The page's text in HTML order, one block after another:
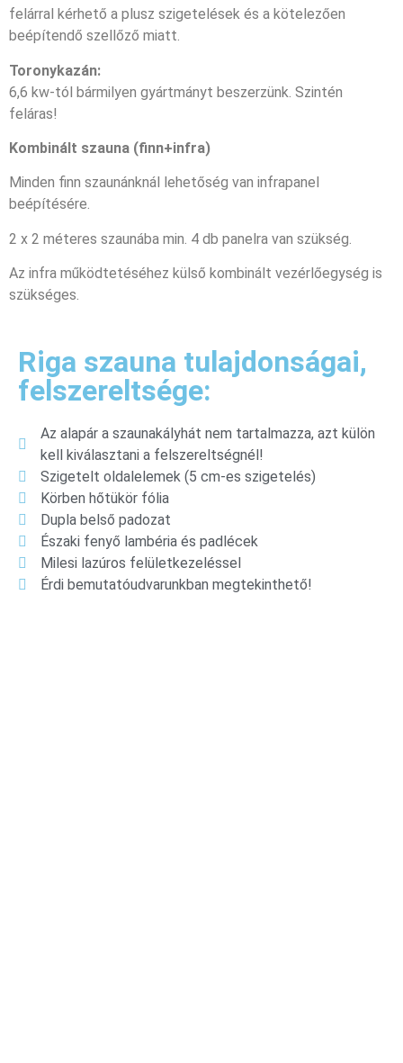
felárral kérhető a plusz szigetelések és a kötelezően
beépítendő szellőző miatt.
Toronykazán:
6,6 kw-tól bármilyen gyártmányt beszerzünk. Szintén
feláras!
Kombinált szauna (finn+infra)
Minden finn szaunánknál lehetőség van infrapanel
beépítésére.
2 x 2 méteres szaunába min. 4 db panelra van szükség.
Az infra működtetéséhez külső kombinált vezérlőegység is
szükséges.
Riga szauna tulajdonságai,
felszereltsége:
Az alapár a szaunakályhát nem tartalmazza, azt külön
kell kiválasztani a felszereltségnél!
Szigetelt oldalelemek (5 cm-es szigetelés)
Körben hőtükör fólia
Dupla belső padozat
Északi fenyő lambéria és padlécek
Milesi lazúros felületkezeléssel
Érdi bemutatóudvarunkban megtekinthető!